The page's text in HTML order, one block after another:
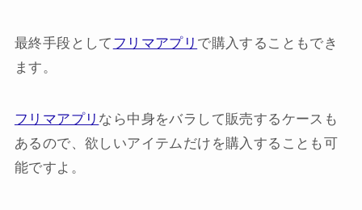
最終手段として フリマアプリ で購入することもでき
ます。
フリマアプリ なら中身をバラして販売するケースも
あるので、欲しいアイテムだけを購入することも可
能ですよ。